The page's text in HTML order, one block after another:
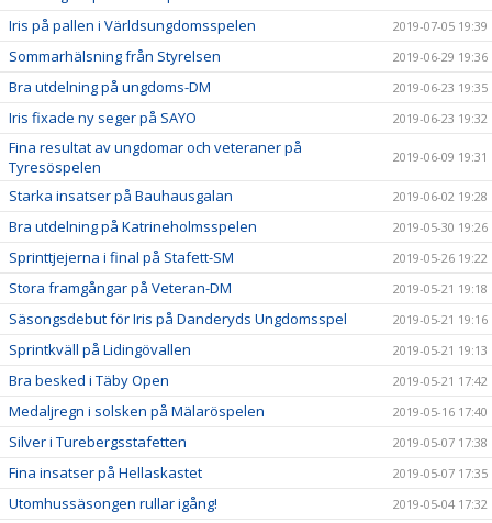
Iris på pallen i Världsungdomsspelen 2019-07-05 19:39
Sommarhälsning från Styrelsen 2019-06-29 19:36
Bra utdelning på ungdoms-DM 2019-06-23 19:35
Iris fixade ny seger på SAYO 2019-06-23 19:32
Fina resultat av ungdomar och veteraner på
Tyresöspelen
2019-06-09 19:31
Starka insatser på Bauhausgalan 2019-06-02 19:28
Bra utdelning på Katrineholmsspelen 2019-05-30 19:26
Sprinttjejerna i final på Stafett-SM 2019-05-26 19:22
Stora framgångar på Veteran-DM 2019-05-21 19:18
Säsongsdebut för Iris på Danderyds Ungdomsspel 2019-05-21 19:16
Sprintkväll på Lidingövallen 2019-05-21 19:13
Bra besked i Täby Open 2019-05-21 17:42
Medaljregn i solsken på Mälaröspelen 2019-05-16 17:40
Silver i Turebergsstafetten 2019-05-07 17:38
Fina insatser på Hellaskastet 2019-05-07 17:35
Utomhussäsongen rullar igång! 2019-05-04 17:32